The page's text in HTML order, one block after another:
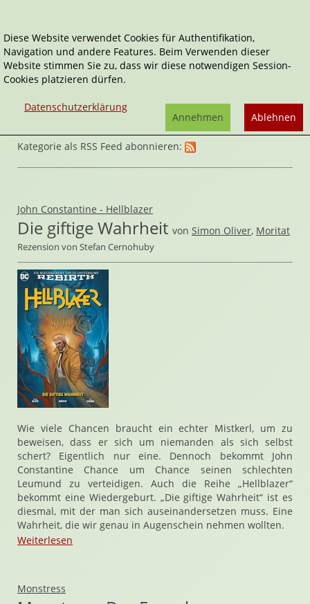
Home Comics Horror
Kategorie als RSS Feed abonnieren:
John Constantine - Hellblazer
Die giftige Wahrheit von Simon Oliver, Moritat
Rezension von Stefan Cernohuby
Wie viele Chancen braucht ein echter Mistkerl, um zu
beweisen, dass er sich um niemanden als sich selbst
schert? Eigentlich nur eine. Dennoch bekommt John
Constantine Chance um Chance seinen schlechten
Leumund zu verteidigen. Auch die Reihe „Hellblazer“
bekommt eine Wiedergeburt. „Die giftige Wahrheit“ ist es
diesmal, mit der man sich auseinandersetzen muss. Eine
Wahrheit, die wir genau in Augenschein nehmen wollten.
Weiterlesen
Monstress
Diese Website verwendet Cookies für Authentifikation,
Navigation und andere Features. Beim Verwenden dieser
Website stimmen Sie zu, dass wir diese notwendigen Session-
Cookies platzieren dürfen.
Datenschutzerklärung
Ablehnen
Annehmen